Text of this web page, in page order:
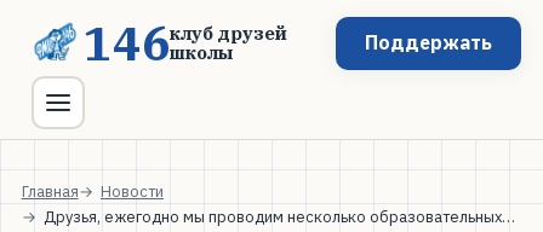
146клуб друзей
школы
Поддержать
Главная
Новости
Друзья, ежегодно мы проводим несколько образовательных…